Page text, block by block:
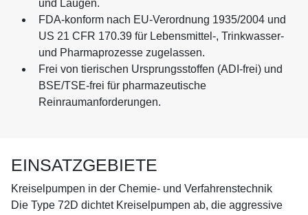
und Laugen.
FDA-konform nach EU-Verordnung 1935/2004 und
US 21 CFR 170.39 für Lebensmittel-, Trinkwasser-
und Pharmaprozesse zugelassen.
Frei von tierischen Ursprungsstoffen (ADI-frei) und
BSE/TSE-frei für pharmazeutische
Reinraumanforderungen.
EINSATZGEBIETE
Kreiselpumpen in der Chemie- und Verfahrenstechnik
Die Type 72D dichtet Kreiselpumpen ab, die aggressive